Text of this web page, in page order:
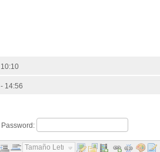
14:56
Password:
Tamaño Letra...